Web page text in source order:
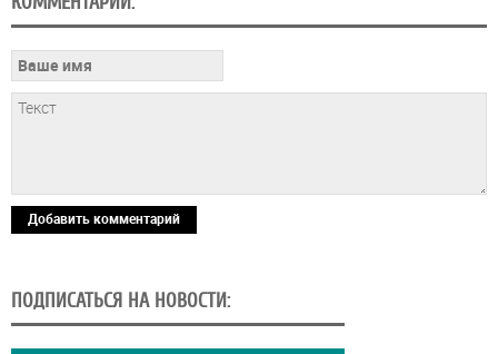
Добавить комментарий
ПОДПИСАТЬСЯ НА НОВОСТИ: